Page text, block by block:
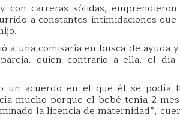
con carreras sólidas,
a constantes intimidaciones
a una comisaría en busca de ayuda
quien contrario a ella, el
un acuerdo en el que él se podía
mucho porque el bebé tenía 2
la licencia de maternidad”,